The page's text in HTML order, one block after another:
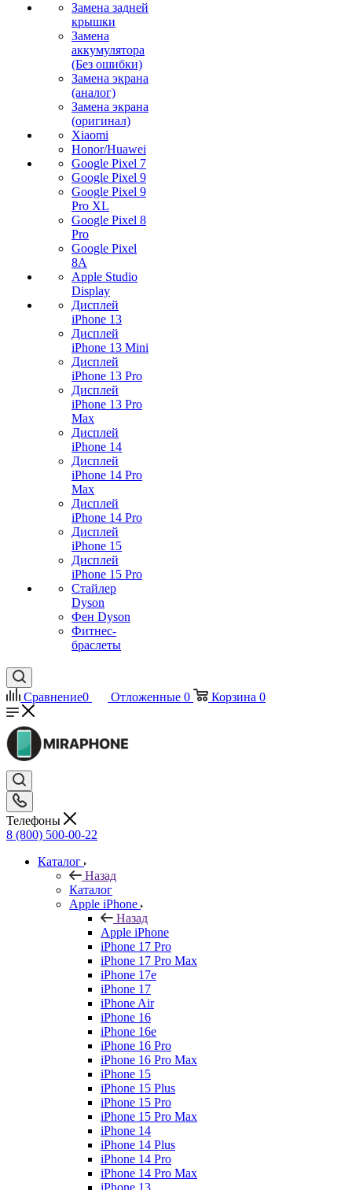
Замена задней
крышки
Замена
аккумулятора
(Без ошибки)
Замена экрана
(аналог)
Замена экрана
(оригинал)
Xiaomi
Honor/Huawei
Google Pixel 7
Google Pixel 9
Google Pixel 9
Pro XL
Google Pixel 8
Pro
Google Pixel
8A
Apple Studio
Display
Дисплей
iPhone 13
Дисплей
iPhone 13 Mini
Дисплей
iPhone 13 Pro
Дисплей
iPhone 13 Pro
Max
Дисплей
iPhone 14
Дисплей
iPhone 14 Pro
Max
Дисплей
iPhone 14 Pro
Дисплей
iPhone 15
Дисплей
iPhone 15 Pro
Стайлер
Dyson
Фен Dyson
Фитнес-
браслеты
Сравнение0 Отложенные 0 Корзина 0
Телефоны
8 (800) 500-00-22
Каталог
Назад
Каталог
Apple iPhone
Назад
Apple iPhone
iPhone 17 Pro
iPhone 17 Pro Max
iPhone 17e
iPhone 17
iPhone Air
iPhone 16
iPhone 16e
iPhone 16 Pro
iPhone 16 Pro Max
iPhone 15
iPhone 15 Plus
iPhone 15 Pro
iPhone 15 Pro Max
iPhone 14
iPhone 14 Plus
iPhone 14 Pro
iPhone 14 Pro Max
iPhone 13